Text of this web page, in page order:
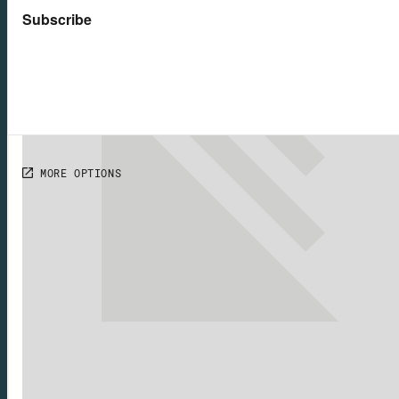
Mehr Impuls…
Mit Sicherheit